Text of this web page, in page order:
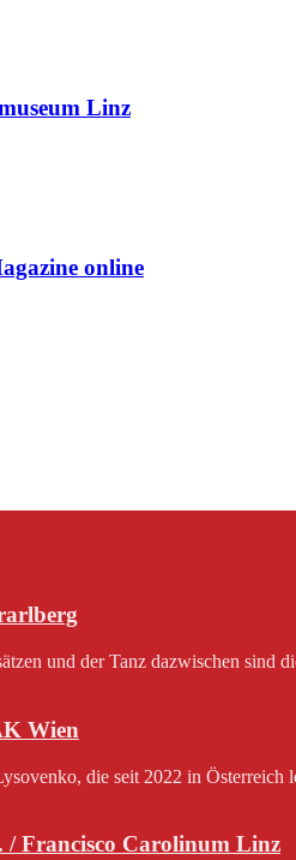
Linz
online
und der Tanz dazwischen
Wien
die seit 2022 in
/ Francisco Carolinum Linz